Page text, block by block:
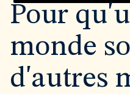
Pour
monde
d'autres